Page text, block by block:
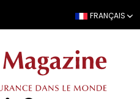
FRANÇAIS